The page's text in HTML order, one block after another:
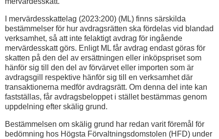
I mervärdesskattelag (2023:200) (ML) finns särskilda
bestämmelser för hur avdragsrätten ska fördelas vid blandad
verksamhet, så att inte felaktigt avdrag för ingående
mervärdesskatt görs. Enligt ML får avdrag endast göras för
skatten på den del av ersättningen eller inköpspriset som
hänför sig till den del av förvärvet eller importen som är
avdragsgill respektive hänför sig till en verksamhet där
transaktionerna medför avdragsrätt. Om denna del inte kan
fastställas, får avdragsbeloppet i stället bestämmas genom
uppdelning efter skälig grund.
Bestämmelsen om skälig grund har redan varit föremål för
bedömning hos Högsta Förvaltningsdomstolen (HFD) under